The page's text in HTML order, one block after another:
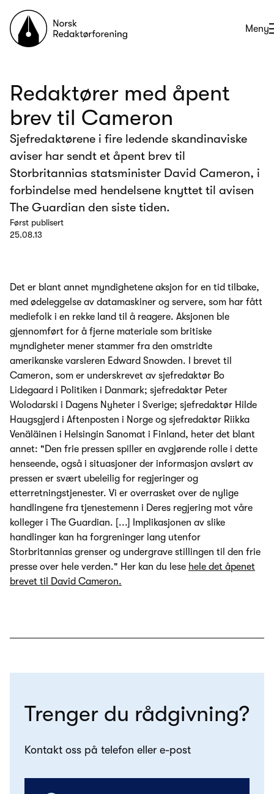
Til forsiden
Åpne
Meny
Redaktører med åpent
brev til Cameron
Sjefredaktørene i fire ledende skandinaviske
aviser har sendt et åpent brev til
Storbritannias statsminister David Cameron, i
forbindelse med hendelsene knyttet til avisen
The Guardian den siste tiden.
Først publisert
25.08.13
Det er blant annet myndighetene aksjon for en tid tilbake,
med ødeleggelse av datamaskiner og servere, som har fått
mediefolk i en rekke land til å reagere. Aksjonen ble
gjennomført for å fjerne materiale som britiske
myndigheter mener stammer fra den omstridte
amerikanske varsleren Edward Snowden. I brevet til
Cameron, som er underskrevet av sjefredaktør Bo
Lidegaard i Politiken i Danmark; sjefredaktør Peter
Wolodarski i Dagens Nyheter i Sverige; sjefredaktør Hilde
Haugsgjerd i Aftenposten i Norge og sjefredaktør Riikka
Venäläinen i Helsingin Sanomat i Finland, heter det blant
annet: "Den frie pressen spiller en avgjørende rolle i dette
henseende, også i situasjoner der informasjon avslørt av
pressen er svært ubeleilig for regjeringer og
etterretningstjenester. Vi er overrasket over de nylige
handlingene fra tjenestemenn i Deres regjering mot våre
kolleger i The Guardian. [...] Implikasjonen av slike
handlinger kan ha forgreninger lang utenfor
Storbritannias grenser og undergrave stillingen til den frie
presse over hele verden." Her kan du lese hele det åpenet
brevet til David Cameron.
Trenger du rådgivning?
Kontakt oss på telefon eller e-post